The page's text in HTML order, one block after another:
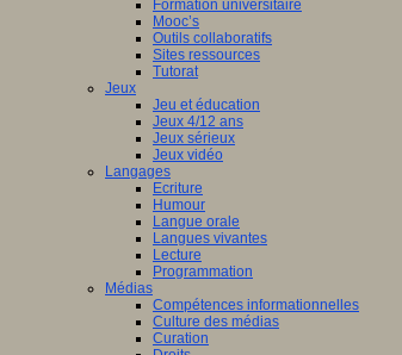
Formation universitaire
Mooc’s
Outils collaboratifs
Sites ressources
Tutorat
Jeux
Jeu et éducation
Jeux 4/12 ans
Jeux sérieux
Jeux vidéo
Langages
Ecriture
Humour
Langue orale
Langues vivantes
Lecture
Programmation
Médias
Compétences informationnelles
Culture des médias
Curation